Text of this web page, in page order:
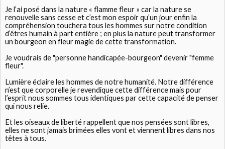
Je l’ai posé dans la nature « flamme fleur » car la nature se
renouvelle sans cesse et c’est mon espoir qu’un jour enfin la
compréhension touchera tous les hommes sur notre condition
d’êtres humain à part entière ; en plus la nature peut transformer
un bourgeon en fleur magie de cette transformation.
Je voudrais de "personne handicapée-bourgeon" devenir "femme
fleur".
Lumière éclaire les hommes de notre humanité. Notre différence
n’est que corporelle je revendique cette différence mais pour
l’esprit nous sommes tous identiques par cette capacité de penser
qui nous relie.
Et les oiseaux de liberté rappellent que nos pensées sont libres,
elles ne sont jamais brimées elles vont et viennent libres dans nos
têtes à tous.